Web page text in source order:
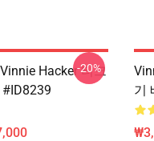
Hacker 티크
-20%
기